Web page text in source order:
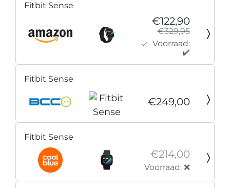
Fitbit Sense
€122,90
€329,95
Voorraad:
✔️
Fitbit Sense
€249,00
Fitbit Sense
€214,00
Voorraad: ❌